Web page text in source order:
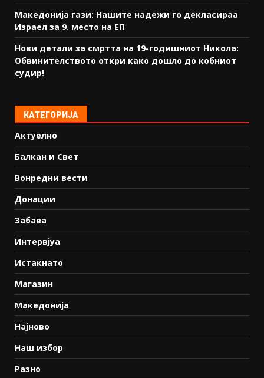
Македонија гази: Нашите надежи го декласираа
Израел за 9. место на ЕП
Нови детали за смртта на 19-годишниот Никола:
Обвинителството откри како дошло до кобниот
судир!
КАТЕГОРИЈА
Актуелно
Балкан и Свет
Вонредни вести
Донации
Забава
Интервјуа
Истакнато
Магазин
Македонија
Најново
Наш избор
Разно